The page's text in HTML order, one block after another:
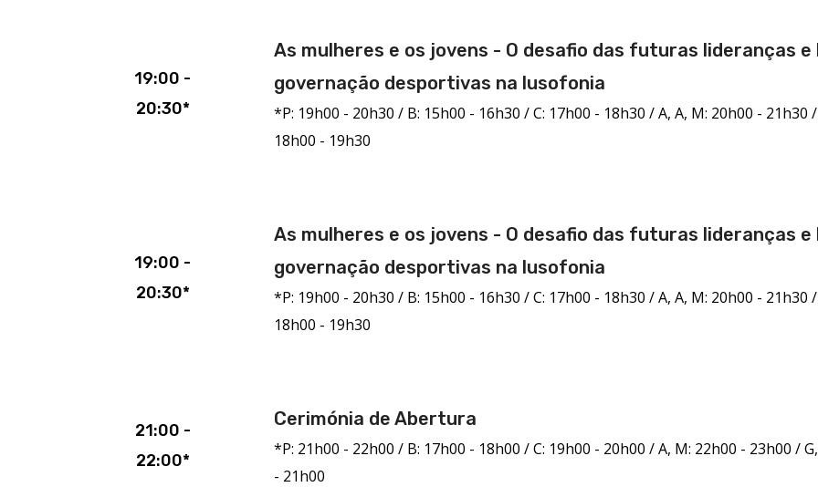
19:00 -
20:30*
As mulheres e os jovens - O desafio das futuras lideranças e
governação desportivas na lusofonia
*P: 19h00 - 20h30 / B: 15h00 - 16h30 / C: 17h00 - 18h30 / A, A, M: 20h00 - 21h30 /
18h00 - 19h30
19:00 -
20:30*
As mulheres e os jovens - O desafio das futuras lideranças e
governação desportivas na lusofonia
*P: 19h00 - 20h30 / B: 15h00 - 16h30 / C: 17h00 - 18h30 / A, A, M: 20h00 - 21h30 /
18h00 - 19h30
21:00 -
22:00*
Cerimónia de Abertura
*P: 21h00 - 22h00 / B: 17h00 - 18h00 / C: 19h00 - 20h00 / A, M: 22h00 - 23h00 /
- 21h00